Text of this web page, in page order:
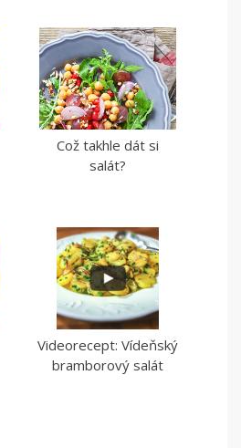
Což takhle dát si
salát?
Videorecept: Vídeňský
bramborový salát